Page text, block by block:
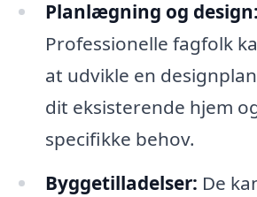
Planlægning og design:
Professionelle fagfolk
at udvikle en
dit eksisterende hjem
specifikke behov.
Byggetilladelser: De